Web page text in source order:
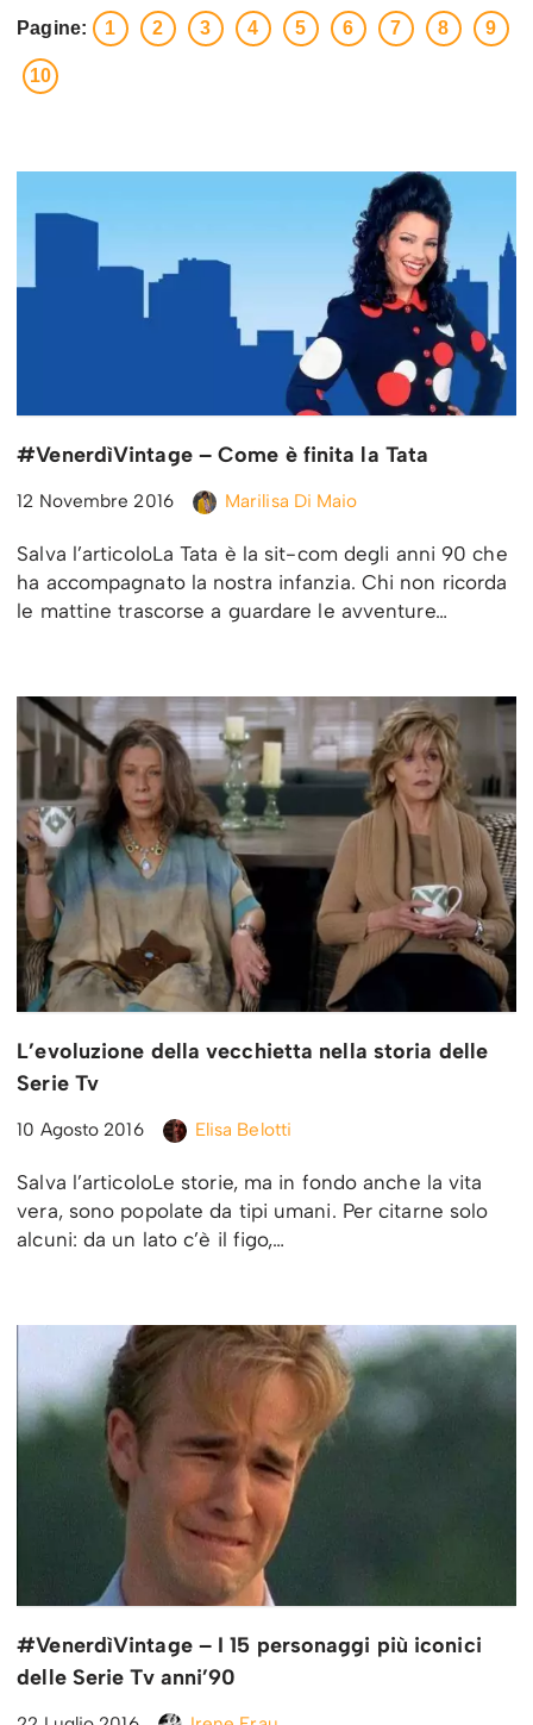
Pagine: 1 2 3 4 5 6 7 8 9
10
#VenerdìVintage – Come è finita la Tata
12 Novembre 2016 Marilisa Di Maio
Salva l’articoloLa Tata è la sit-com degli anni 90 che
ha accompagnato la nostra infanzia. Chi non ricorda
le mattine trascorse a guardare le avventure…
L’evoluzione della vecchietta nella storia delle
Serie Tv
10 Agosto 2016 Elisa Belotti
Salva l’articoloLe storie, ma in fondo anche la vita
vera, sono popolate da tipi umani. Per citarne solo
alcuni: da un lato c’è il figo,…
#VenerdìVintage – I 15 personaggi più iconici
delle Serie Tv anni’90